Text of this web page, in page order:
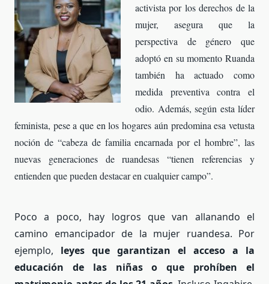
activista por los derechos de la
mujer, asegura que la
perspectiva de género que
adoptó en su momento Ruanda
también ha actuado como
medida preventiva contra el
odio. Además, según esta líder
feminista, pese a que en los hogares aún predomina esa vetusta
noción de “cabeza de familia encarnada por el hombre”, las
nuevas generaciones de ruandesas “tienen referencias y
entienden que pueden destacar en cualquier campo”.
Poco a poco, hay logros que van allanando el
camino emancipador de la mujer ruandesa. Por
ejemplo, leyes que garantizan el acceso a la
educación de las niñas o que prohíben el